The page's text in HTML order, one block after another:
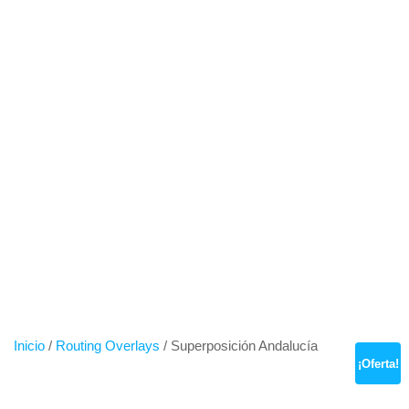
Inicio / Routing Overlays / Superposición Andalucía
¡Oferta!